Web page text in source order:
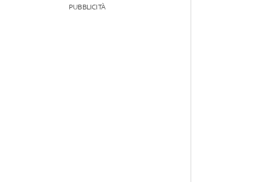
PUBBLICITÀ